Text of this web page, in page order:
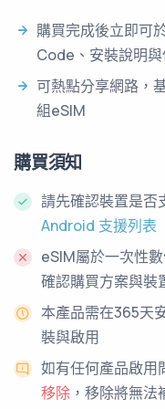
購買完成後立即可
Code、安裝說明
可熱點分享網路，
組eSIM
購買須知
請先確認裝置是否
Android 支援列表
eSIM屬於一次性數
確認購買方案與裝
本產品需在365天
裝與啟用
如有任何產品啟用
移除 ，移除將無法